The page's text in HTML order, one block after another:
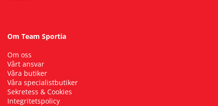
Om Team Sportia
Om oss
Vårt ansvar
Våra butiker
Våra specialistbutiker
Sekretess & Cookies
Integritetspolicy